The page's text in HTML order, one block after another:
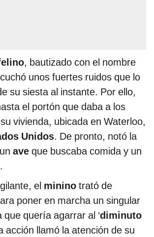
, bautizado con el nombre
unos fuertes ruidos que lo
su siesta al instante. Por ello,
el portón que daba a los
vivienda, ubicada en Waterloo,
Unidos. De pronto, notó la
ave que buscaba comida y un
el minino trató de
poner en marcha un singular
que quería agarrar al ‘diminuto
acción llamó la atención de su